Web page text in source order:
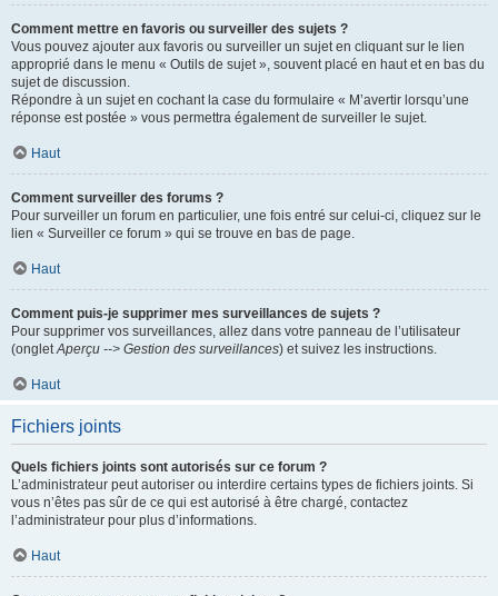
Comment mettre en favoris ou surveiller des sujets ?
Vous pouvez ajouter aux favoris ou surveiller un sujet en cliquant sur le lien
approprié dans le menu « Outils de sujet », souvent placé en haut et en bas du
sujet de discussion.
Répondre à un sujet en cochant la case du formulaire « M’avertir lorsqu’une
réponse est postée » vous permettra également de surveiller le sujet.
Haut
Comment surveiller des forums ?
Pour surveiller un forum en particulier, une fois entré sur celui-ci, cliquez sur le
lien « Surveiller ce forum » qui se trouve en bas de page.
Haut
Comment puis-je supprimer mes surveillances de sujets ?
Pour supprimer vos surveillances, allez dans votre panneau de l’utilisateur
(ongletAperçu --> Gestion des surveillances) et suivez les instructions.
Haut
Fichiers joints
Quels fichiers joints sont autorisés sur ce forum ?
L’administrateur peut autoriser ou interdire certains types de fichiers joints. Si
vous n’êtes pas sûr de ce qui est autorisé à être chargé, contactez
l’administrateur pour plus d’informations.
Haut